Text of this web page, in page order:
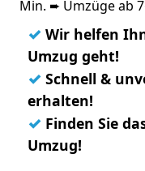
Min. ➨ Umzüge ab
✓ Wir helfen
Umzug geht!
✓ Schnell &
erhalten!
✓ Finden Sie
Umzug!